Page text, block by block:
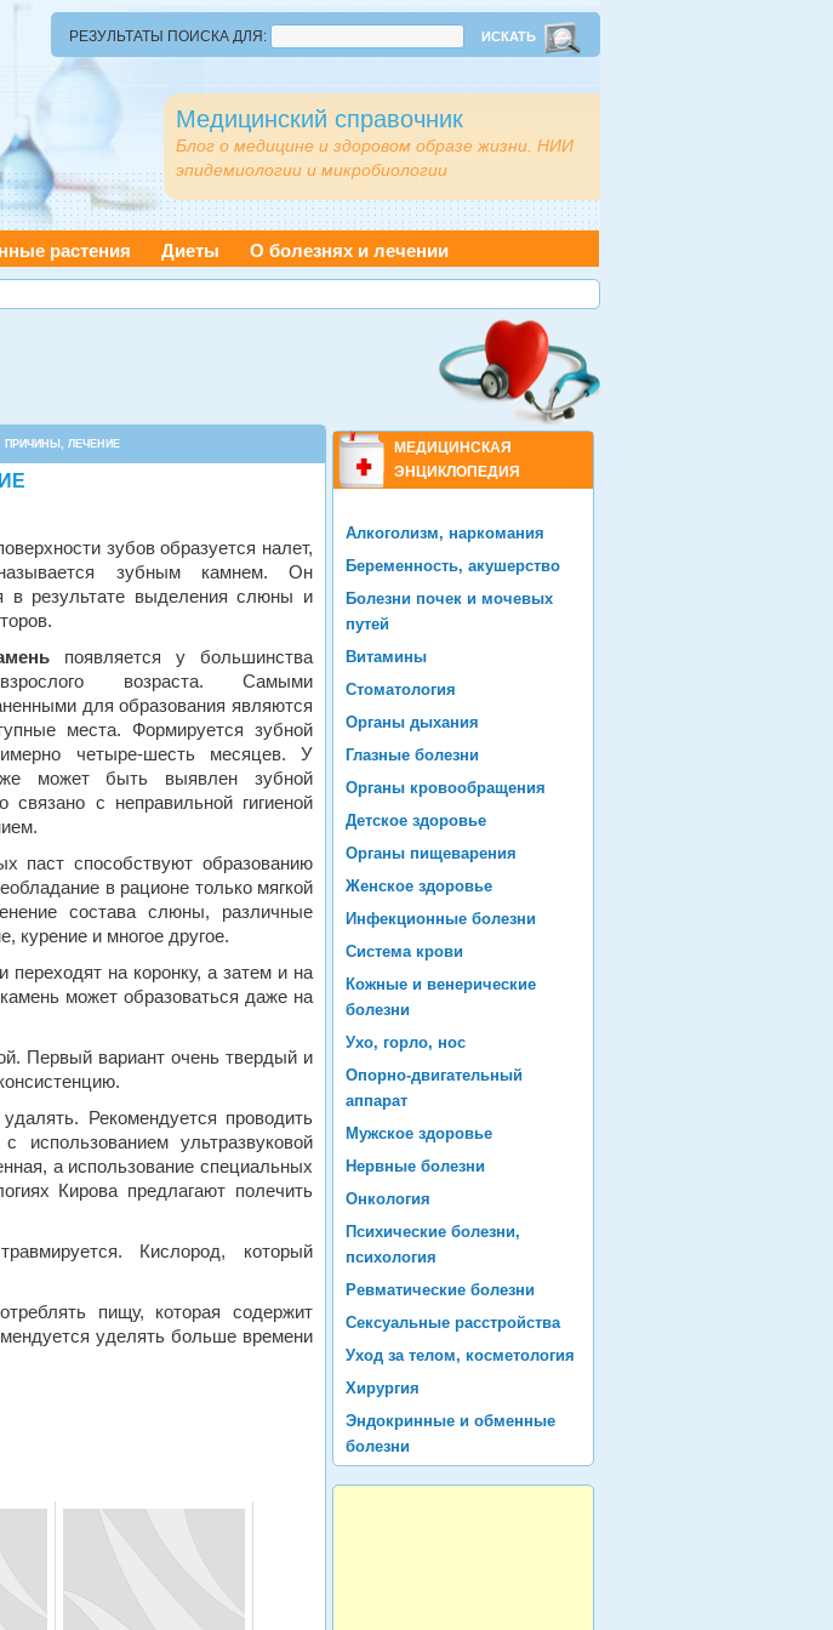
РЕЗУЛЬТАТЫ ПОИСКА ДЛЯ:
Медицинский справочник
Блог о медицине и здоровом образе жизни. НИИ
эпидемиологии и микробиологии
растения Диеты О болезнях и лечении
ЛЕЧЕНИЕ
зубов образуется налет,
зубным камнем. Он
в результате выделения слюны и
появляется у большинства
возраста. Самыми
для образования являются
места. Формируется зубной
четыре-шесть месяцев. У
может быть выявлен зубной
связано с неправильной гигиеной
паст способствуют образованию
в рационе только мягкой
состава слюны, различные
курение и многое другое.
на коронку, а затем и на
может образоваться даже на
Первый вариант очень твердый и
Рекомендуется проводить
ультразвуковой
а использование специальных
Кирова предлагают полечить
Кислород, который
пищу, которая содержит
уделять больше времени
МЕДИЦИНСКАЯ
ЭНЦИКЛОПЕДИЯ
Алкоголизм, наркомания
Беременность, акушерство
Болезни почек и мочевых
путей
Витамины
Стоматология
Органы дыхания
Глазные болезни
Органы кровообращения
Детское здоровье
Органы пищеварения
Женское здоровье
Инфекционные болезни
Система крови
Кожные и венерические
болезни
Ухо, горло, нос
Опорно-двигательный
аппарат
Мужское здоровье
Нервные болезни
Онкология
Психические болезни,
психология
Ревматические болезни
Сексуальные расстройства
Уход за телом, косметология
Хирургия
Эндокринные и обменные
болезни